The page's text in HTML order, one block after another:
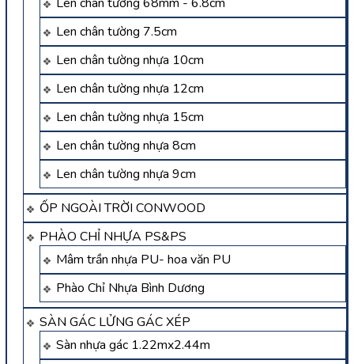
Len chân tường 68mm - 6.8cm
Len chân tường 7.5cm
Len chân tường nhựa 10cm
Len chân tường nhựa 12cm
Len chân tường nhựa 15cm
Len chân tường nhựa 8cm
Len chân tường nhựa 9cm
ỐP NGOÀI TRỜI CONWOOD
PHÀO CHỈ NHỰA PS&PS
Mâm trần nhựa PU- hoa văn PU
Phào Chỉ Nhựa Bình Dương
SÀN GÁC LỬNG GÁC XÉP
Sàn nhựa gác 1.22mx2.44m